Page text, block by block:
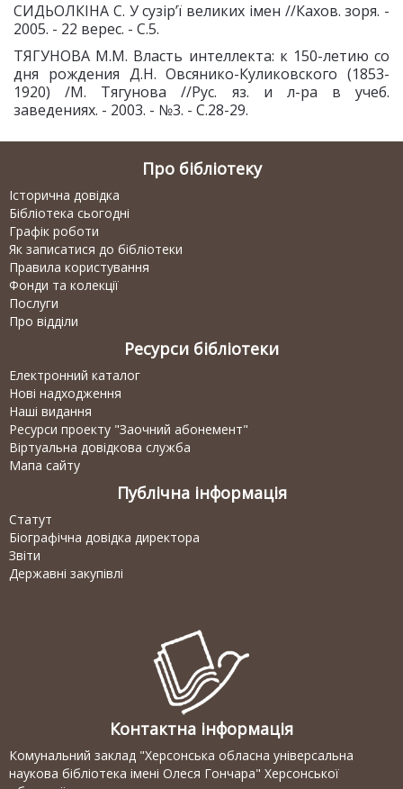
СИДЬОЛКІНА С. У сузір’ї великих імен //Кахов. зоря. -
2005. - 22 верес. - С.5.
ТЯГУНОВА М.М. Власть интеллекта: к 150-летию со
дня рождения Д.Н. Овсянико-Куликовского (1853-
1920) /М. Тягунова //Рус. яз. и л-ра в учеб.
заведениях. - 2003. - №3. - С.28-29.
Про бібліотеку
Історична довідка
Бібліотека сьогодні
Графік роботи
Як записатися до бібліотеки
Правила користування
Фонди та колекції
Послуги
Про відділи
Ресурси бібліотеки
Електронний каталог
Нові надходження
Наші видання
Ресурси проекту "Заочний абонемент"
Віртуальна довідкова служба
Мапа сайту
Публічна інформація
Статут
Біографічна довідка директора
Звіти
Державні закупівлі
Контактна інформація
Комунальний заклад "Херсонська обласна універсальна
наукова бібліотека імені Олеся Гончара" Херсонської